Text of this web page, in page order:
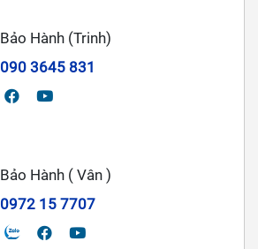
Bảo Hành (Trinh)
090 3645 831
Bảo Hành ( Vân )
0972 15 7707